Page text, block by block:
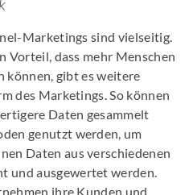
Marketings sind vielseitig.
Vorteil, dass mehr Menschen
können, gibt es weitere
des Marketings. So können
Daten gesammelt
genutzt werden, um
Daten aus verschiedenen
und ausgewertet werden.
ihre Kunden und